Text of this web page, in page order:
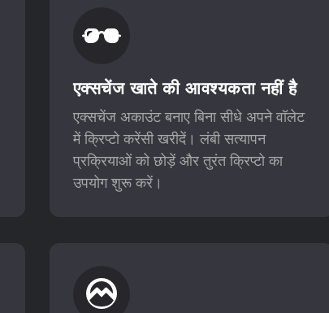
एक्सचेंज खाते की आवश्यकता नहीं है
एक्सचेंज अकाउंट बनाए बिना सीधे अपने वॉलेट
में क्रिप्टो करेंसी खरीदें। लंबी सत्यापन
प्रक्रियाओं को छोड़ें और तुरंत क्रिप्टो का
उपयोग शुरू करें।